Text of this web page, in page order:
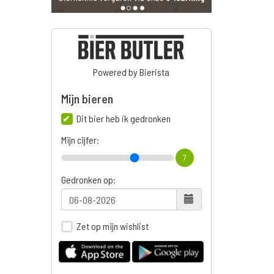
Powered by Bierista
Mijn bieren
Dit bier heb ik gedronken
Mijn cijfer:
7
Gedronken op:
Zet op mijn wishlist